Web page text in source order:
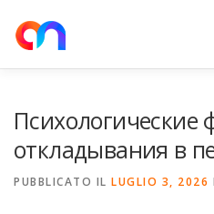
contenuto
Психологические
откладывания в
PUBBLICATO IL LUGLIO 3, 2026